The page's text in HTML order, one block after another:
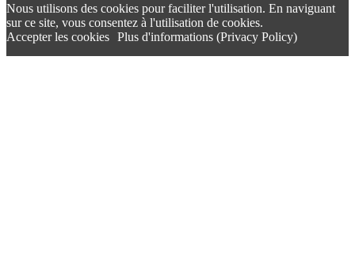
Nous utilisons des cookies pour faciliter l'utilisation. En naviguant
sur ce site, vous consentez à l'utilisation de cookies.
Accepter les cookies Plus d'informations (Privacy Policy)